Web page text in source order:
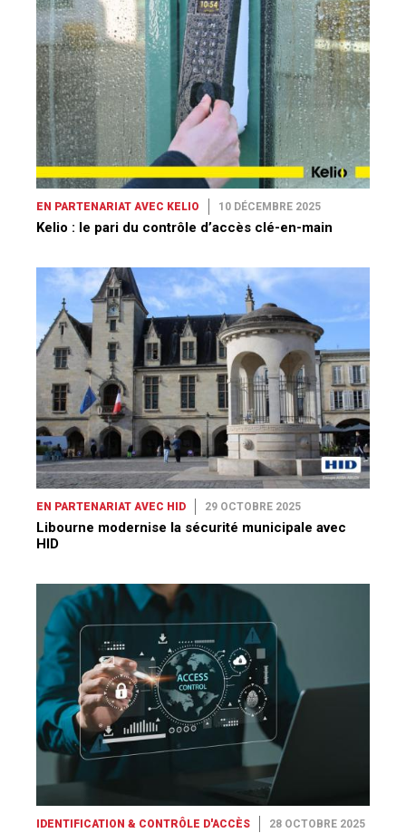
EN PARTENARIAT AVEC KELIO 10 DÉCEMBRE 2025
Kelio : le pari du contrôle d’accès clé-en-main
EN PARTENARIAT AVEC HID 29 OCTOBRE 2025
Libourne modernise la sécurité municipale avec
HID
IDENTIFICATION & CONTRÔLE D'ACCÈS 28 OCTOBRE 2025